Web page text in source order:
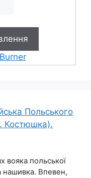
Польського
Костюшка).
вояка польської
нашивка. Впевен,